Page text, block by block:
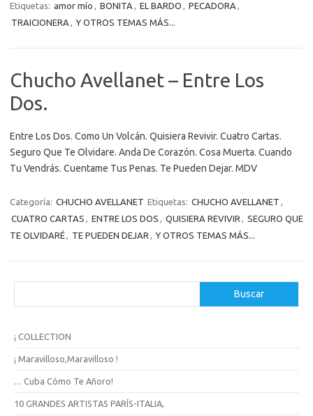
Etiquetas: amor mío , BONITA , EL BARDO , PECADORA ,
TRAICIONERA , Y OTROS TEMAS MÁS...
Chucho Avellanet – Entre Los
Dos.
Entre Los Dos. Como Un Volcán. Quisiera Revivir. Cuatro Cartas.
Seguro Que Te Olvidare. Anda De Corazón. Cosa Muerta. Cuando
Tu Vendrás. Cuentame Tus Penas. Te Pueden Dejar. MDV
Categoría: CHUCHO AVELLANET Etiquetas: CHUCHO AVELLANET ,
CUATRO CARTAS , ENTRE LOS DOS , QUISIERA REVIVIR , SEGURO QUE
TE OLVIDARÉ, TE PUEDEN DEJAR , Y OTROS TEMAS MÁS...
a
Buscar
¡ COLLECTION
¡ Maravilloso,Maravilloso !
… Cuba Cómo Te Añoro!
10 GRANDES ARTISTAS PARÍS-ITALIA,